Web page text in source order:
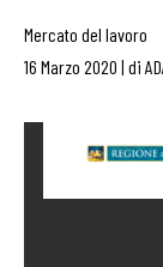
Mercato del lavoro
16 Marzo 2020 | di